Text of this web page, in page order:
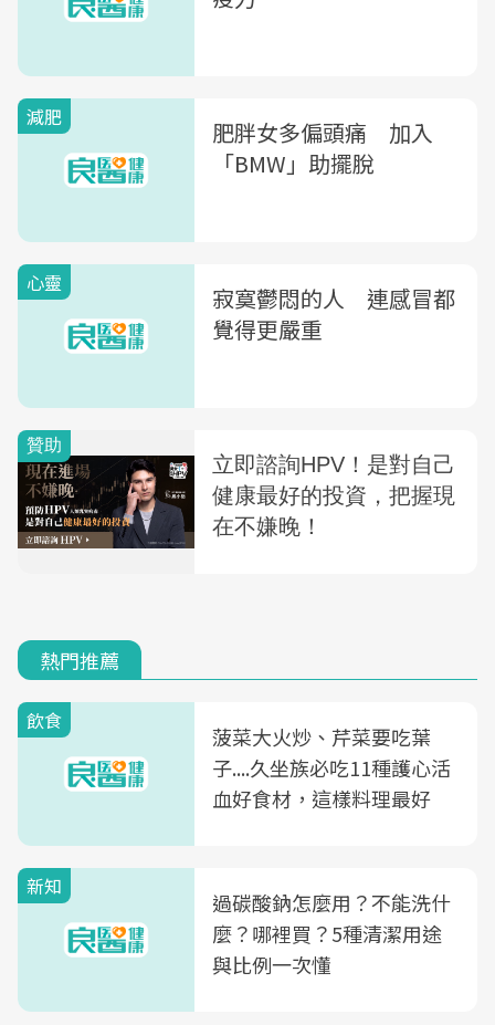
減肥
肥胖女多偏頭痛 加入
「BMW」助擺脫
心靈
寂寞鬱悶的人 連感冒都
覺得更嚴重
熱門推薦
飲食
菠菜大火炒、芹菜要吃葉
子....久坐族必吃11種護心活
血好食材，這樣料理最好
新知
過碳酸鈉怎麼用？不能洗什
麼？哪裡買？5種清潔用途
與比例一次懂